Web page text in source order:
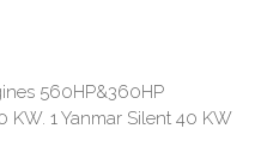
560HP&360HP
KW. 1 Yanmar Silent 40 KW